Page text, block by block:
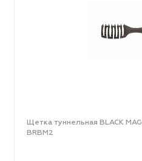
Щетка туннельная BLACK
BRBM2